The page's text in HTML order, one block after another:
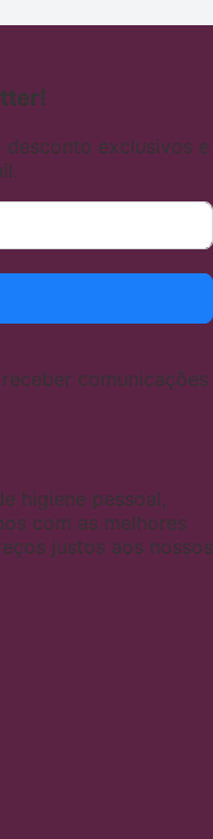
exclusivos e
comunicações
higiene pessoal,
com as melhores
justos aos nossos